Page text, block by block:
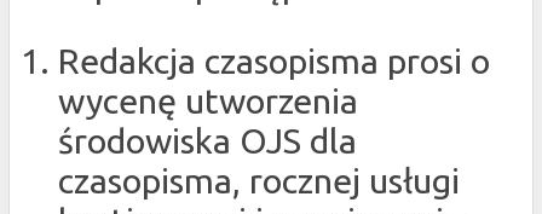
Redakcja czasopisma prosi o
wycenę utworzenia
środowiska OJS dla
czasopisma, rocznej usługi